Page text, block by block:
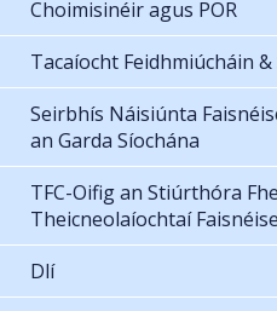
Choimisinéir agus POR
Tacaíocht Feidhmiúcháin
Seirbhís Náisiúnta
an Garda Síochána
TFC-Oifig an Stiúrthóra
Theicneolaíochtaí
Dlí